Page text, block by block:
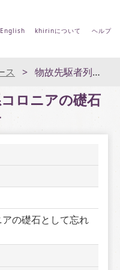
English khirinについて ヘルプ
ス 物故先駆者列伝－日系コロニアの礎石として忘れ得ぬ人々－
ロニアの礎石
の礎石として忘れ